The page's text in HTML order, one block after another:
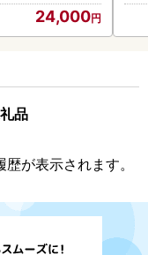
24,000
品
が表示されます。